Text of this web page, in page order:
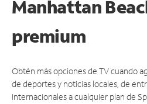
Manhattan
premium
Obtén más opciones de TV cuando
de deportes y noticias locales, de
internacionales a cualquier plan de